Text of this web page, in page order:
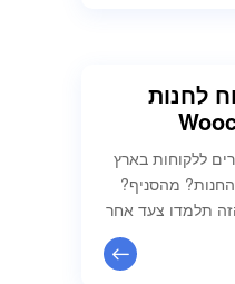
לחנות
ללקוחות בארץ
מהסניף?
תלמדו צעד אחר
בחנות
יצירת שיטת